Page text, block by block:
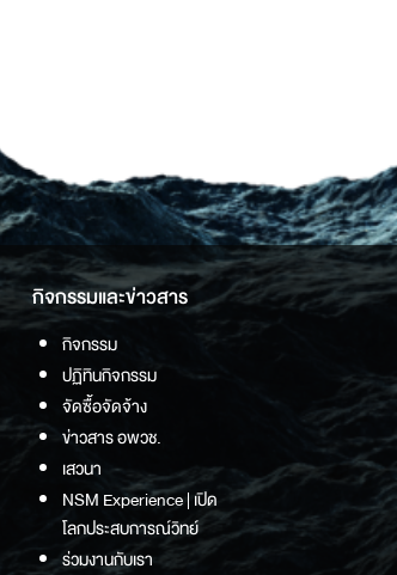
กิจกรรมและข่าวสาร
กิจกรรม
ปฏิทินกิจกรรม
จัดซื้อจัดจ้าง
ข่าวสาร อพวช.
เสวนา
NSM Experience | เปิด
โลกประสบการณ์วิทย์
ร่วมงานกับเรา